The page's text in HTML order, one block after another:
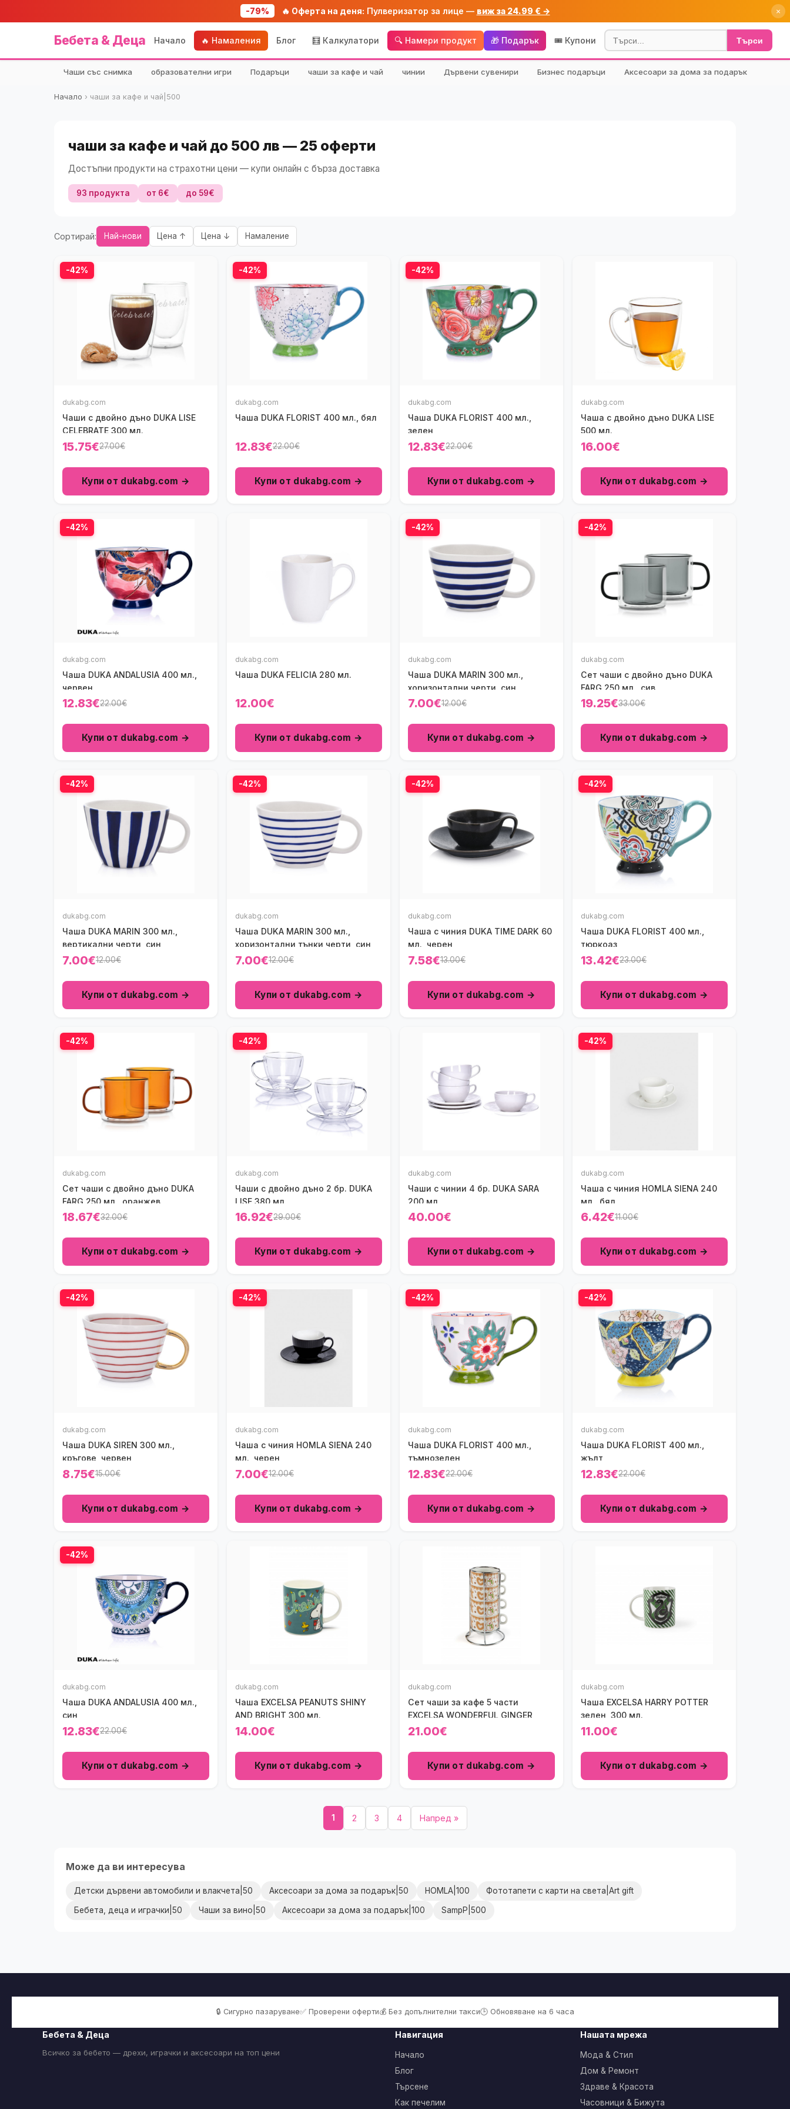
-79% 🔥 Оферта на деня: Пулверизатор за лице — виж за 24.99 € → ×
Бебета & Деца Начало 🔥 Намаления Блог 🧮 Калкулатори 🔍 Намери продукт 🎁 Подарък 🎟️ Купони Търси
Чаши със снимка образователни игри Подаръци чаши за кафе и чай чинии Дървени сувенири Бизнес подаръци Аксесоари за дома за подарък
Начало › чаши за кафе и чай|500
чаши за кафе и чай до 500 лв — 25 оферти
Достъпни продукти на страхотни цени — купи онлайн с бърза доставка
93 продукта от 6€ до 59€
Сортирай: Най-нови Цена ↑ Цена ↓ Намаление
-42%
dukabg.com
Чаши с двойно дъно DUKA LISE
CELEBRATE 300 мл.
15.75€27.00€
Купи от dukabg.com →
-42%
dukabg.com
Чаша DUKA FLORIST 400 мл., бял
12.83€22.00€
Купи от dukabg.com →
-42%
dukabg.com
Чаша DUKA FLORIST 400 мл.,
зелен
12.83€22.00€
Купи от dukabg.com →
dukabg.com
Чаша с двойно дъно DUKA LISE
500 мл.
16.00€
Купи от dukabg.com →
-42%
dukabg.com
Чаша DUKA ANDALUSIA 400 мл.,
червен
12.83€22.00€
Купи от dukabg.com →
dukabg.com
Чаша DUKA FELICIA 280 мл.
12.00€
Купи от dukabg.com →
-42%
dukabg.com
Чаша DUKA MARIN 300 мл.,
хоризонтални черти, син
7.00€12.00€
Купи от dukabg.com →
-42%
dukabg.com
Сет чаши с двойно дъно DUKA
FARG 250 мл., сив
19.25€33.00€
Купи от dukabg.com →
-42%
dukabg.com
Чаша DUKA MARIN 300 мл.,
вертикални черти, син
7.00€12.00€
Купи от dukabg.com →
-42%
dukabg.com
Чаша DUKA MARIN 300 мл.,
хоризонтални тънки черти, син
7.00€12.00€
Купи от dukabg.com →
-42%
dukabg.com
Чаша с чиния DUKA TIME DARK 60
мл., черен
7.58€13.00€
Купи от dukabg.com →
-42%
dukabg.com
Чаша DUKA FLORIST 400 мл.,
тюркоаз
13.42€23.00€
Купи от dukabg.com →
-42%
dukabg.com
Сет чаши с двойно дъно DUKA
FARG 250 мл., оранжев
18.67€32.00€
Купи от dukabg.com →
-42%
dukabg.com
Чаши с двойно дъно 2 бр. DUKA
LISE 380 мл.
16.92€29.00€
Купи от dukabg.com →
dukabg.com
Чаши с чинии 4 бр. DUKA SARA
200 мл.
40.00€
Купи от dukabg.com →
-42%
dukabg.com
Чаша с чиния HOMLA SIENA 240
мл., бял
6.42€11.00€
Купи от dukabg.com →
-42%
dukabg.com
Чаша DUKA SIREN 300 мл.,
кръгове, червен
8.75€15.00€
Купи от dukabg.com →
-42%
dukabg.com
Чаша с чиния HOMLA SIENA 240
мл., черен
7.00€12.00€
Купи от dukabg.com →
-42%
dukabg.com
Чаша DUKA FLORIST 400 мл.,
тъмнозелен
12.83€22.00€
Купи от dukabg.com →
-42%
dukabg.com
Чаша DUKA FLORIST 400 мл.,
жълт
12.83€22.00€
Купи от dukabg.com →
-42%
dukabg.com
Чаша DUKA ANDALUSIA 400 мл.,
син
12.83€22.00€
Купи от dukabg.com →
dukabg.com
Чаша EXCELSA PEANUTS SHINY
AND BRIGHT 300 мл.
14.00€
Купи от dukabg.com →
dukabg.com
Сет чаши за кафе 5 части
EXCELSA WONDERFUL GINGER
21.00€
Купи от dukabg.com →
dukabg.com
Чаша EXCELSA HARRY POTTER
зелен, 300 мл.
11.00€
Купи от dukabg.com →
1 2 3 4 Напред »
Може да ви интересува
Детски дървени автомобили и влакчета|50 Аксесоари за дома за подарък|50 HOMLA|100 Фототапети с карти на света|Art gift
Бебета, деца и играчки|50 Чаши за вино|50 Аксесоари за дома за подарък|100 SampP|500
🔒 Сигурно пазаруване✅ Проверени оферти💰 Без допълнителни такси🕒 Обновяване на 6 часа
Бебета & Деца
Всичко за бебето — дрехи, играчки и аксесоари на топ цени
Навигация
Начало
Блог
Търсене
Как печелим
Нашата мрежа
Мода & Стил
Дом & Ремонт
Здраве & Красота
Часовници & Бижута